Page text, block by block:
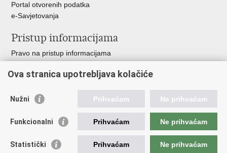
Portal otvorenih podatka
e-Savjetovanja
Pristup informacijama
Pravo na pristup informacijama
Pozivi za žurnu pomoć
Važne poveznice
Vlada RH
Muzej hrvatskog vatrogastva
Ova stranica upotrebljava kolačiće
Nužni Prihvaćam Ne prihvaćam
Funkcionalni Prihvaćam Ne prihvaćam
Statistički Prihvaćam Ne prihvaćam